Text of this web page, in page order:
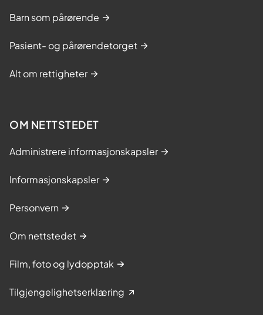
Barn som pårørende
Pasient- og pårørendetorget
Alt om rettigheter
OM NETTSTEDET
Administrere informasjonskapsler
Informasjonskapsler
Personvern
Om nettstedet
Film, foto og lydopptak
Tilgjengelighetserklæring